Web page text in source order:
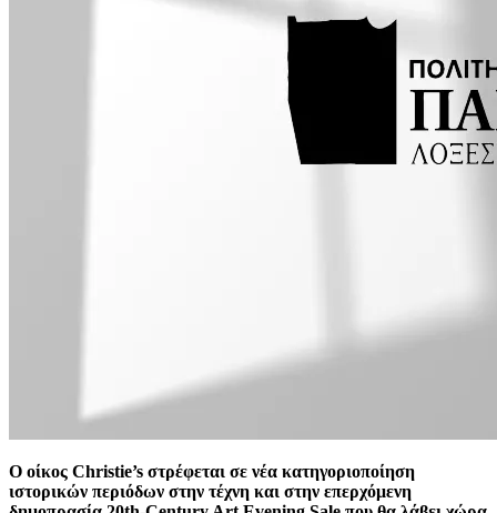
Ο οίκος Christie’s στρέφεται σε νέα κατηγοριοποίηση
ιστορικών περιόδων στην τέχνη και στην επερχόμενη